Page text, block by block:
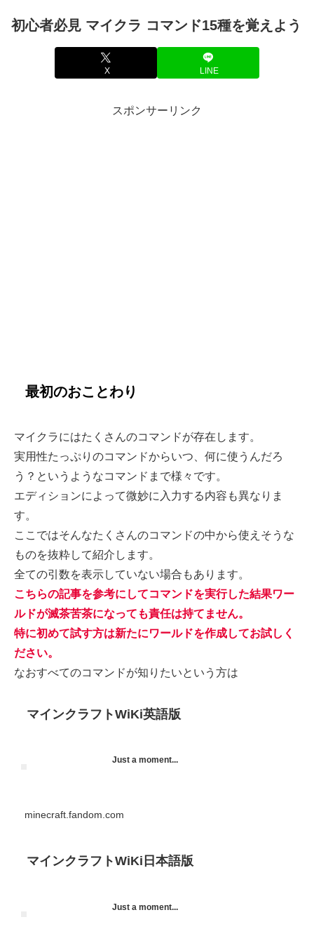
初心者必見 マイクラ コマンド15種を覚えよう
X LINE
スポンサーリンク
最初のおことわり
マイクラにはたくさんのコマンドが存在します。
実用性たっぷりのコマンドからいつ、何に使うんだろ
う？というようなコマンドまで様々です。
エディションによって微妙に入力する内容も異なりま
す。
ここではそんなたくさんのコマンドの中から使えそうな
ものを抜粋して紹介します。
全ての引数を表示していない場合もあります。
こちらの記事を参考にしてコマンドを実行した結果ワー
ルドが滅茶苦茶になっても責任は持てません。
特に初めて試す方は新たにワールドを作成してお試しく
ださい。
なおすべてのコマンドが知りたいという方は
マインクラフトWiKi英語版
Just a moment...
minecraft.fandom.com
マインクラフトWiKi日本語版
Just a moment...